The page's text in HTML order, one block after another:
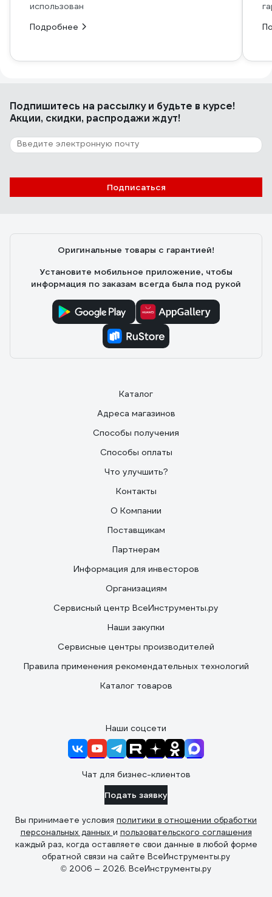
использован
Подробнее
Подпишитесь на рассылкуи будьте в курсе!
Акции, скидки, распродажи ждут!
Подписаться
Оригинальные товары с гарантией!
Установите мобильное приложение, чтобы
информация по заказам всегда была под рукой
Каталог
Адреса магазинов
Способы получения
Способы оплаты
Что улучшить?
Контакты
О Компании
Поставщикам
Партнерам
Информация для инвесторов
Организациям
Сервисный центр ВсеИнструменты.ру
Наши закупки
Сервисные центры производителей
Правила применения рекомендательных технологий
Каталог товаров
Наши соцсети
Чат для бизнес-клиентов
Подать заявку
Вы принимаете условия политики в отношении обработки
персональных данных и пользовательского соглашения
каждый раз, когда оставляете свои данные в любой форме
обратной связи на сайте ВсеИнструменты.ру
© 2006 — 2026. ВсеИнструменты.ру